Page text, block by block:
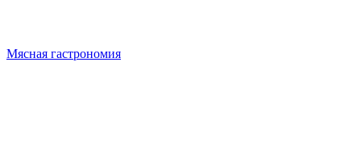
Мясная гастрономия